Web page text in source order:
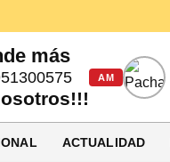
más
AM
ACTUALIDAD